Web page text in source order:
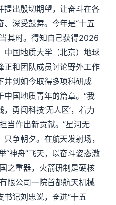
提出殷切期望，让奋斗在各
深受鼓舞。今年是“十五
其时。得知自己获得2026
中国地质大学（北京）地球
正和团队成员讨论野外工作
井到如今取得多项科研成
中国地质青年的篇章。“我
勇闯科技‘无人区’，着力
当作出新贡献。”星河无
争朝夕。在航天发射场，
“神舟”飞天，以奋斗姿态激
之重器，火箭研制是硬核
限公司一院首都航天机械
记刘忠说，奋进“十五